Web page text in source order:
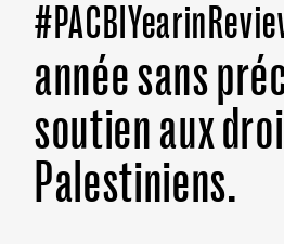
année sans
soutien aux
Palestiniens.